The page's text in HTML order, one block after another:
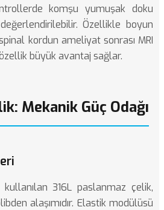
komşu yumuşak doku
Özellikle boyun
kordun ameliyat sonrası MRI
büyük avantaj sağlar.
Mekanik Güç Odağı
316L paslanmaz çelik,
alaşımıdır. Elastik modülüsü